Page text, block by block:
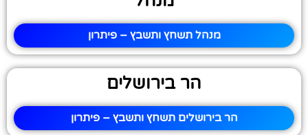
מנהל תשחץ ותשבץ – פיתרון
הר בירושלים
הר בירושלים תשחץ ותשבץ – פיתרון